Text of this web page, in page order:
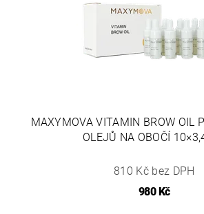
MAXYMOVA VITAMIN BROW OIL
OLEJŮ NA OBOČÍ
810 Kč bez DPH
980 Kč